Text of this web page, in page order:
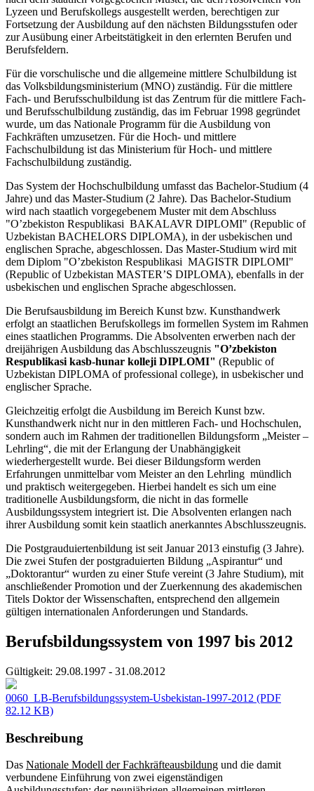
Lyzeen und Berufskollegs ausgestellt werden, berechtigen zur
Fortsetzung der Ausbildung auf den nächsten Bildungsstufen oder
zur Ausübung einer Arbeitstätigkeit in den erlernten Berufen und
Berufsfeldern.
Für die vorschulische und die allgemeine mittlere Schulbildung ist
das Volksbildungsministerium (MNO) zuständig. Für die mittlere
Fach- und Berufsschulbildung ist das Zentrum für die mittlere Fach-
und Berufsschulbildung zuständig, das im Februar 1998 gegründet
wurde, um das Nationale Programm für die Ausbildung von
Fachkräften umzusetzen. Für die Hoch- und mittlere
Fachschulbildung ist das Ministerium für Hoch- und mittlere
Fachschulbildung zuständig.
Das System der Hochschulbildung umfasst das Bachelor-Studium (4
Jahre) und das Master-Studium (2 Jahre). Das Bachelor-Studium
wird nach staatlich vorgegebenem Muster mit dem Abschluss
"O’zbekiston Respublikasi BAKALAVR DIPLOMI" (Republic of
Uzbekistan BACHELORS DIPLOMA), in der usbekischen und
englischen Sprache, abgeschlossen. Das Master-Studium wird mit
dem Diplom "O’zbekiston Respublikasi MAGISTR DIPLOMI"
(Republic of Uzbekistan MASTER’S DIPLOMA), ebenfalls in der
usbekischen und englischen Sprache abgeschlossen.
Die Berufsausbildung im Bereich Kunst bzw. Kunsthandwerk
erfolgt an staatlichen Berufskollegs im formellen System im Rahmen
eines staatlichen Programms. Die Absolventen erwerben nach der
dreijährigen Ausbildung das Abschlusszeugnis "O’zbekiston
Respublikasi kasb-hunar kolleji DIPLOMI" (Republic of
Uzbekistan DIPLOMA of professional college), in usbekischer und
englischer Sprache.
Gleichzeitig erfolgt die Ausbildung im Bereich Kunst bzw.
Kunsthandwerk nicht nur in den mittleren Fach- und Hochschulen,
sondern auch im Rahmen der traditionellen Bildungsform „Meister –
Lehrling“, die mit der Erlangung der Unabhängigkeit
wiederhergestellt wurde. Bei dieser Bildungsform werden
Erfahrungen unmittelbar vom Meister an den Lehrling mündlich
und praktisch weitergegeben. Hierbei handelt es sich um eine
traditionelle Ausbildungsform, die nicht in das formelle
Ausbildungssystem integriert ist. Die Absolventen erlangen nach
ihrer Ausbildung somit kein staatlich anerkanntes Abschlusszeugnis.
Die Postgrauduiertenbildung ist seit Januar 2013 einstufig (3 Jahre).
Die zwei Stufen der postgraduierten Bildung „Aspirantur“ und
„Doktorantur“ wurden zu einer Stufe vereint (3 Jahre Studium), mit
anschließender Promotion und der Zuerkennung des akademischen
Titels Doktor der Wissenschaften, entsprechend den allgemein
gültigen internationalen Anforderungen und Standards.
Berufsbildungssystem von 1997 bis 2012
Gültigkeit: 29.08.1997 - 31.08.2012
0060_LB-Berufsbildungssystem-Usbekistan-1997-2012 (PDF
82.12 KB)
Beschreibung
Das Nationale Modell der Fachkräfteausbildung und die damit
verbundene Einführung von zwei eigenständigen